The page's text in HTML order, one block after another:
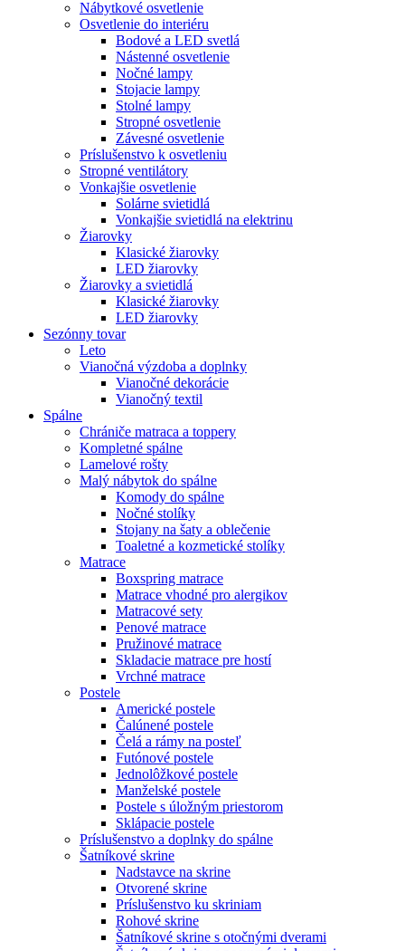
Nábytkové osvetlenie
Osvetlenie do interiéru
Bodové a LED svetlá
Nástenné osvetlenie
Nočné lampy
Stojacie lampy
Stolné lampy
Stropné osvetlenie
Závesné osvetlenie
Príslušenstvo k osvetleniu
Stropné ventilátory
Vonkajšie osvetlenie
Solárne svietidlá
Vonkajšie svietidlá na elektrinu
Žiarovky
Klasické žiarovky
LED žiarovky
Žiarovky a svietidlá
Klasické žiarovky
LED žiarovky
Sezónny tovar
Leto
Vianočná výzdoba a doplnky
Vianočné dekorácie
Vianočný textil
Spálne
Chrániče matraca a toppery
Kompletné spálne
Lamelové rošty
Malý nábytok do spálne
Komody do spálne
Nočné stolíky
Stojany na šaty a oblečenie
Toaletné a kozmetické stolíky
Matrace
Boxspring matrace
Matrace vhodné pro alergikov
Matracové sety
Penové matrace
Pružinové matrace
Skladacie matrace pre hostí
Vrchné matrace
Postele
Americké postele
Čalúnené postele
Čelá a rámy na posteľ
Futónové postele
Jednolôžkové postele
Manželské postele
Postele s úložným priestorom
Sklápacie postele
Príslušenstvo a doplnky do spálne
Šatníkové skrine
Nadstavce na skrine
Otvorené skrine
Príslušenstvo ku skriniam
Rohové skrine
Šatníkové skrine s otočnými dverami